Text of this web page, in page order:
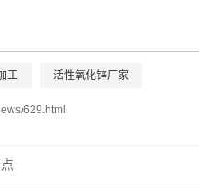
工 活性氧化锌厂家
629.html